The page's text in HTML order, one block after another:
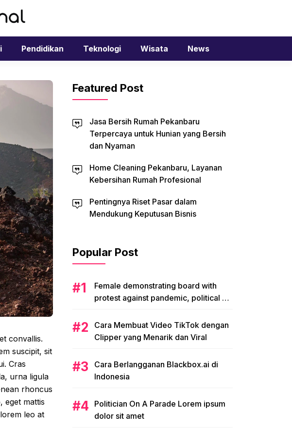
Pendidikan Teknologi Wisata News
convallis.
suscipit, sit
Cras
urna ligula
rhoncus
eget mattis
leo at
Featured Post
Jasa Bersih Rumah Pekanbaru
Terpercaya untuk Hunian yang Bersih
dan Nyaman
Home Cleaning Pekanbaru, Layanan
Kebersihan Rumah Profesional
Pentingnya Riset Pasar dalam
Mendukung Keputusan Bisnis
Popular Post
Female demonstrating board with
protest against pandemic, political or
Cara Membuat Video TikTok dengan
Clipper yang Menarik dan Viral
Cara Berlangganan Blackbox.ai di
Indonesia
Politician On A Parade Lorem ipsum
dolor sit amet